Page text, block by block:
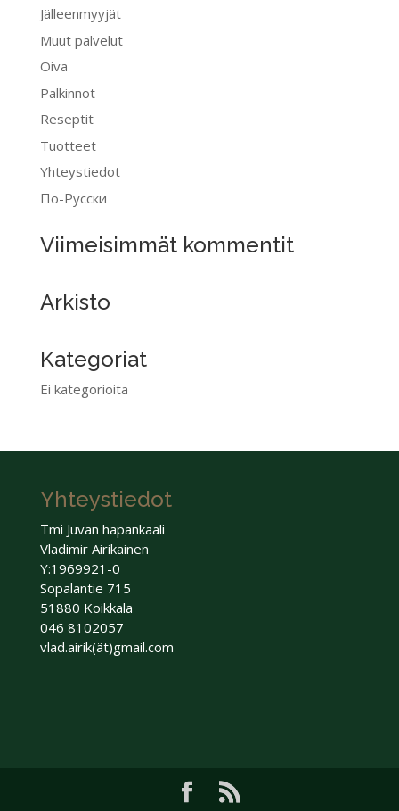
Jälleenmyyjät
Muut palvelut
Oiva
Palkinnot
Reseptit
Tuotteet
Yhteystiedot
По-Pусски
Viimeisimmät kommentit
Arkisto
Kategoriat
Ei kategorioita
Yhteystiedot
Tmi Juvan hapankaali
Vladimir Airikainen
Y:1969921-0
Sopalantie 715
51880 Koikkala
046 8102057
vlad.airik(ät)gmail.com